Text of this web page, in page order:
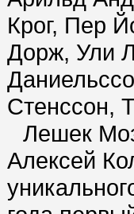
Крог, Пер
Дорж, Ули
Стенссон,
Лешек
Алексей